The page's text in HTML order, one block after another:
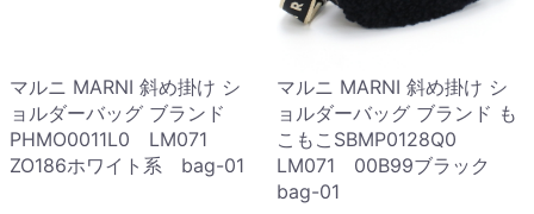
マルニ MARNI 斜め掛け シ
ョルダーバッグ ブランド
PHMO0011L0 LM071
ZO186ホワイト系 bag-01
マルニ MARNI 斜め掛け シ
ョルダーバッグ ブランド も
こもこSBMP0128Q0
LM071 00B99ブラック
bag-01